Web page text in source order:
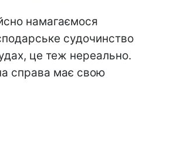
намагаємося
судочинство
це теж нереально.
справа має свою